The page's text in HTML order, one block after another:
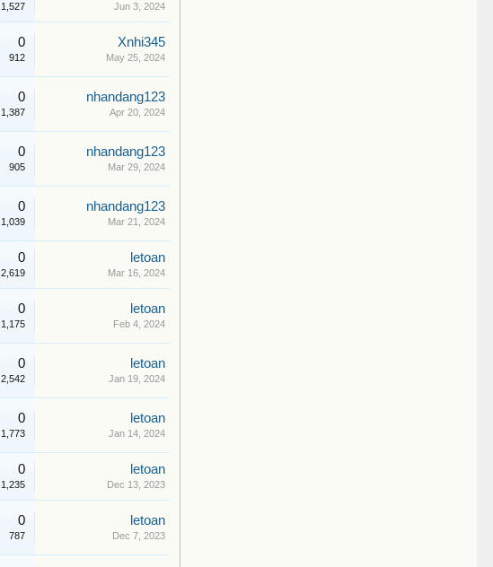
1,527 Jun 3, 2024
0
912
Xnhi345
May 25, 2024
0
1,387
nhandang123
Apr 20, 2024
0
905
nhandang123
Mar 29, 2024
0
1,039
nhandang123
Mar 21, 2024
0
2,619
letoan
Mar 16, 2024
0
1,175
letoan
Feb 4, 2024
0
2,542
letoan
Jan 19, 2024
0
1,773
letoan
Jan 14, 2024
0
1,235
letoan
Dec 13, 2023
0
787
letoan
Dec 7, 2023